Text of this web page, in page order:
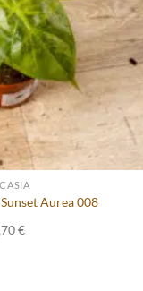
Aurea 008
€